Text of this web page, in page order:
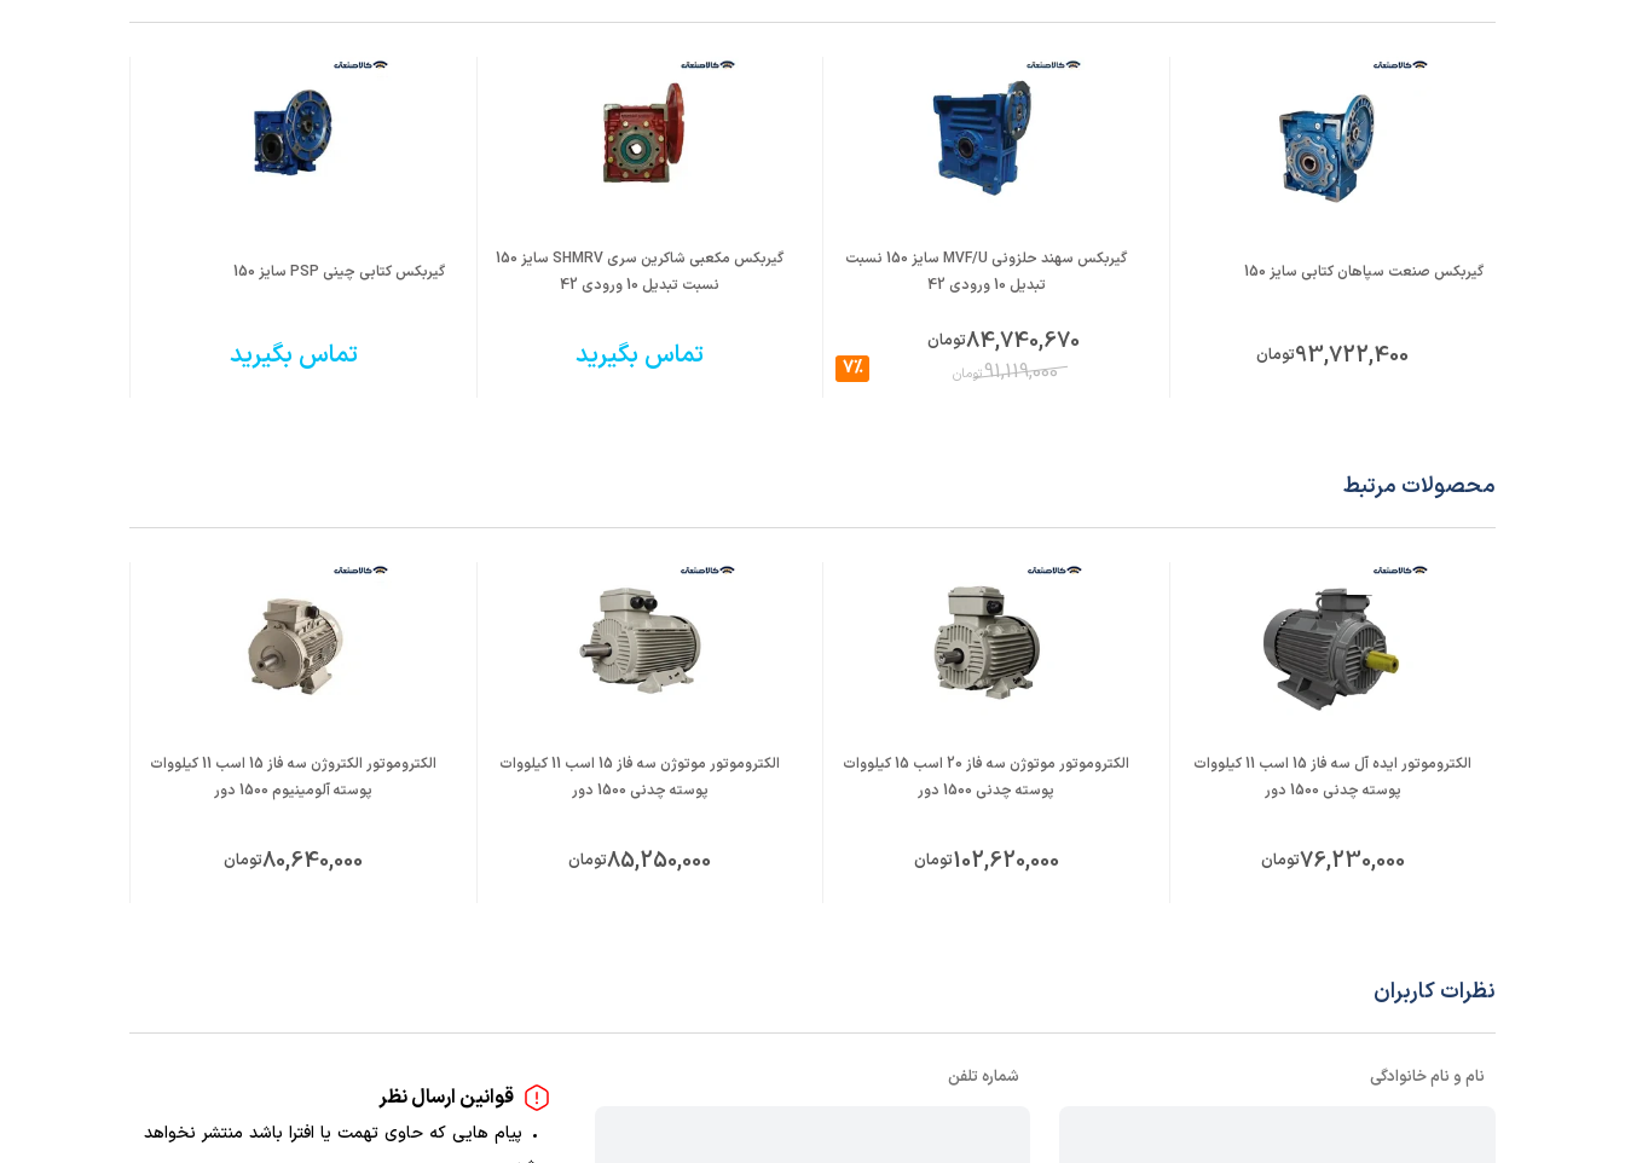
قطر شافت خروجی (mm)
گیربکس صنعت سپاهان کتابی سایز 150
93,722,400تومان
گیربکس سهند حلزونی MVF/U سایز 150 نسبت
تبدیل 10 ورودی 42
84,740,670تومان
91,119,000تومان 7%
گیربکس مکعبی شاکرین سری SHMRV سایز 150
نسبت تبدیل 10 ورودی 42
تماس بگیرید
گیربکس کتابی چینی PSP سایز 150
تماس بگیرید
محصولات مرتبط
الکتروموتور ایده آل سه فاز 15 اسب 11 کیلووات
پوسته چدنی 1500 دور
76,230,000تومان
الکتروموتور موتوژن سه فاز 20 اسب 15 کیلووات
پوسته چدنی 1500 دور
102,620,000تومان
الکتروموتور موتوژن سه فاز 15 اسب 11 کیلووات
پوسته چدنی 1500 دور
85,250,000تومان
الکتروموتور الکتروژن سه فاز 15 اسب 11 کیلووات
پوسته آلومینیوم 1500 دور
80,640,000تومان
نظرات کاربران
قوانین ارسال نظر
پیام هایی که حاوی تهمت یا افترا باشد منتشر نخواهد
نام و نام خانوادگی شماره تلفن